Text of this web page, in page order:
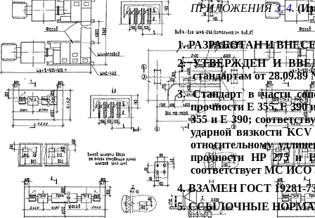
ПРИЛОЖЕНИЯ3,4.
1. РАЗРАБОТАН И
2. УТВЕРЖДЕН И
стандартам от 28.09.89
3. Стандарт в части
прочности Е 355, Е 390
355 и Е 390;
ударной вязкости KCV
относительному
прочности HP 275 и
соответствует МС ИСО
4. ВЗАМЕН ГОСТ 19281-
5. ССЫЛОЧНЫЕ